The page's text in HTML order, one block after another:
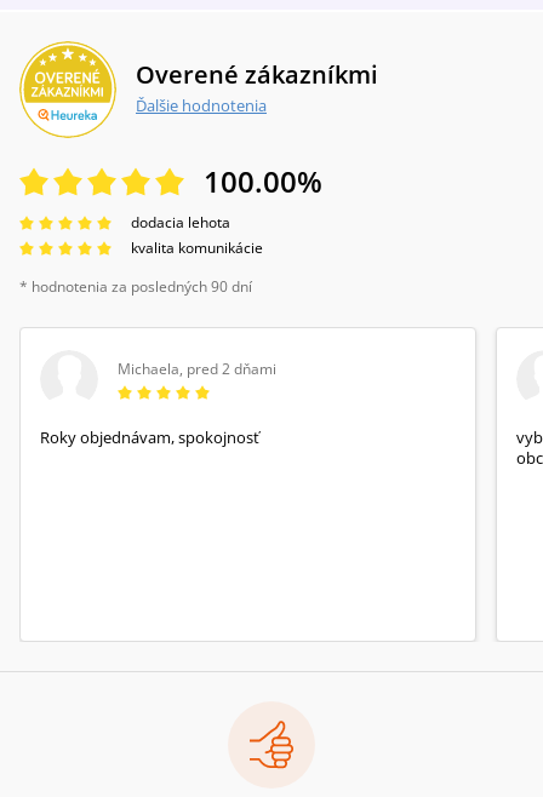
Overené zákazníkmi
Ďalšie hodnotenia
100.00%
dodacia lehota
kvalita komunikácie
* hodnotenia za posledných 90 dní
Michaela, pred 2 dňami
Roky objednávam, spokojnosť